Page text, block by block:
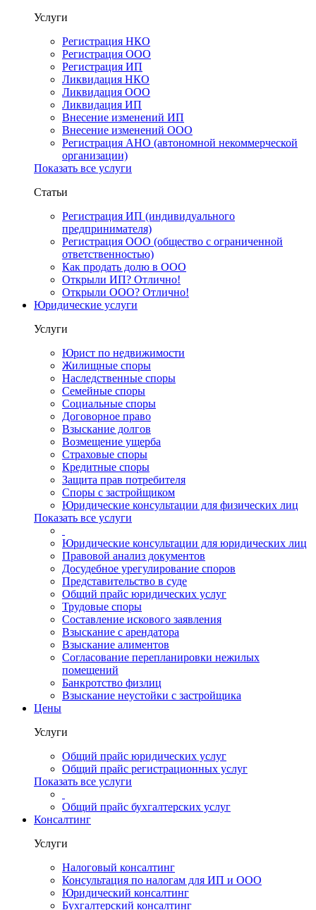
Услуги
Регистрация НКО
Регистрация ООО
Регистрация ИП
Ликвидация НКО
Ликвидация ООО
Ликвидация ИП
Внесение изменений ИП
Внесение изменений ООО
Регистрация АНО (автономной некоммерческой
организации)
Показать все услуги
Статьи
Регистрация ИП (индивидуального
предпринимателя)
Регистрация ООО (общество с ограниченной
ответственностью)
Как продать долю в ООО
Открыли ИП? Отлично!
Открыли ООО? Отлично!
Юридические услуги
Услуги
Юрист по недвижимости
Жилищные споры
Наследственные споры
Семейные споры
Социальные споры
Договорное право
Взыскание долгов
Возмещение ущерба
Страховые споры
Кредитные споры
Защита прав потребителя
Споры с застройщиком
Юридические консультации для физических лиц
Показать все услуги
Юридические консультации для юридических лиц
Правовой анализ документов
Досудебное урегулирование споров
Представительство в суде
Общий прайс юридических услуг
Трудовые споры
Составление искового заявления
Взыскание с арендатора
Взыскание алиментов
Cогласование перепланировки нежилых
помещений
Банкротство физлиц
Взыскание неустойки с застройщика
Цены
Услуги
Общий прайс юридических услуг
Общий прайс регистрационных услуг
Показать все услуги
Общий прайс бухгалтерских услуг
Консалтинг
Услуги
Налоговый консалтинг
Консультация по налогам для ИП и ООО
Юридический консалтинг
Бухгалтерский консалтинг